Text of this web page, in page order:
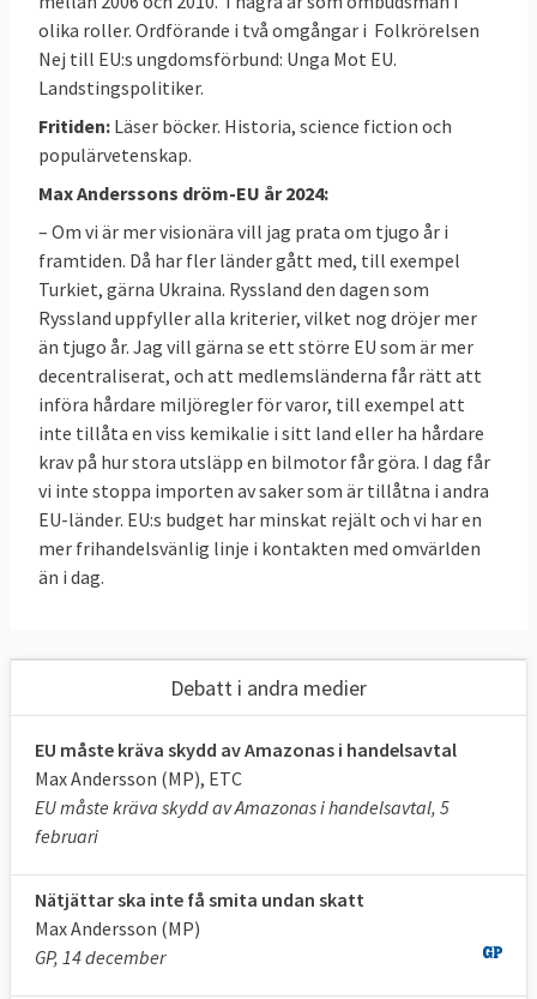
driver,säger Max Andersson.
Fem frågor
frågor till allasvenska EU-parlamentariker.
Så här svarade Max Andersson:
Läs mer
olika roller. Ordförande i två omgångar i Folkrörelsen
Nej till EU:s ungdomsförbund: Unga Mot EU.
Landstingspolitiker.
Fritiden: Läser böcker. Historia, science fiction och
populärvetenskap.
Max Anderssons dröm-EU år 2024:
– Om vi är mer visionära vill jag prata om tjugo år i
framtiden. Då har fler länder gått med, till exempel
Turkiet, gärna Ukraina. Ryssland den dagen som
Ryssland uppfyller alla kriterier, vilket nog dröjer mer
än tjugo år. Jag vill gärna se ett större EU som är mer
decentraliserat, och att medlemsländerna får rätt att
införa hårdare miljöregler för varor, till exempel att
inte tillåta en viss kemikalie i sitt land eller ha hårdare
krav på hur stora utsläpp en bilmotor får göra. I dag får
vi inte stoppa importen av saker som är tillåtna i andra
EU-länder. EU:s budget har minskat rejält och vi har en
mer frihandelsvänlig linje i kontakten med omvärlden
än i dag.
Debatt i andra medier
EU måste kräva skydd av Amazonas i handelsavtal
Max Andersson (MP), ETC
EU måste kräva skydd av Amazonas i handelsavtal, 5
februari
Nätjättar ska inte få smita undan skatt
Max Andersson (MP)
GP, 14 december